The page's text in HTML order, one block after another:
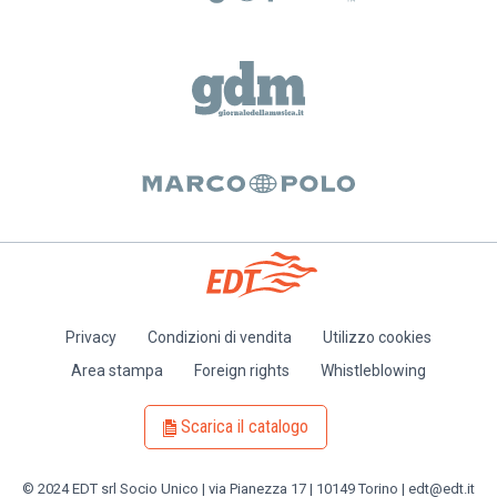
Privacy Condizioni di vendita
Utilizzo cookies
Area stampa
Foreign rights Whistleblowing
Scarica il catalogo
© 2024 EDT srl Socio Unico | via Pianezza 17 | 10149 Torino | edt@edt.it